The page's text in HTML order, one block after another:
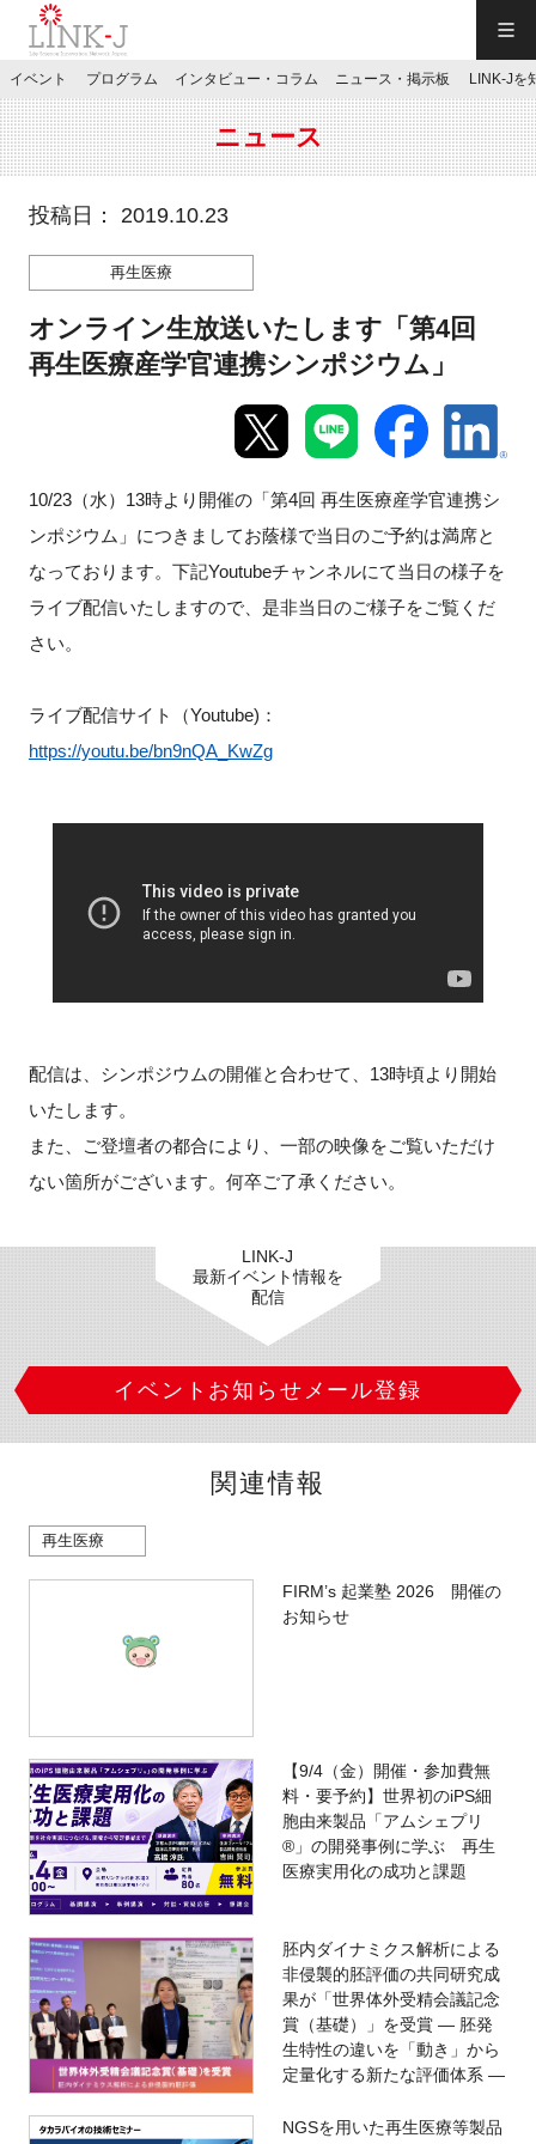
JP／EN
特別会員専用メニュー
施設ご予約
マイページ
新規登録
イベント
プログラム
LINK-Jを知る
イベント プログラム インタビュー・コラム ニュース・掲示板 LINK-Jを
ニュース
投稿日： 2019.10.23
再生医療
オンライン生放送いたします「第4回
再生医療産学官連携シンポジウム」
10/23（水）13時より開催の「第4回 再生医療産学官連携シ
ンポジウム」につきましてお蔭様で当日のご予約は満席と
なっております。下記Youtubeチャンネルにて当日の様子を
ライブ配信いたしますので、是非当日のご様子をご覧くだ
さい。
ライブ配信サイト（Youtube)：
https://youtu.be/bn9nQA_KwZg
配信は、シンポジウムの開催と合わせて、13時頃より開始
いたします。
また、ご登壇者の都合により、一部の映像をご覧いただけ
ない箇所がございます。何卒ご了承ください。
LINK-J
最新イベント情報を
配信
イベントお知らせメール登録
関連情報
再生医療
FIRM’s 起業塾 2026 開催の
お知らせ
【9/4（金）開催・参加費無
料・要予約】世界初のiPS細
胞由来製品「アムシェプリ
®」の開発事例に学ぶ 再生
医療実用化の成功と課題
胚内ダイナミクス解析による
非侵襲的胚評価の共同研究成
果が「世界体外受精会議記念
賞（基礎）」を受賞 ― 胚発
生特性の違いを「動き」から
定量化する新たな評価体系 ―
NGSを用いた再生医療等製品